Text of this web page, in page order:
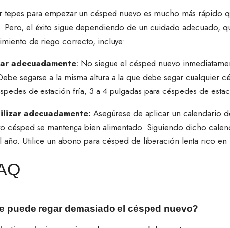
tepes para empezar un césped nuevo es mucho más rápido
Pero, el éxito sigue dependiendo de un cuidado adecuado,
de riego correcto, incluye:
adecuadamente: No siegue el césped nuevo
segarse a la mismaaltura a la que debe segar cualquier
de estación fría, 3 a 4 pulgadas para céspedes de
adecuadamente: Asegúrese deaplicar un calendario
césped se mantenga bien alimentado. Siguiendo dicho
año. Utilice un abono para césped de liberación lenta rico en
puede regar demasiado el césped nuevo?